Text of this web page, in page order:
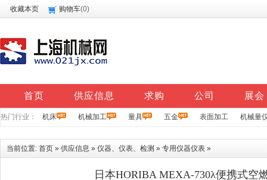
收藏本页 购物车(0)
首页 供应信息 求购 公司 展会
热门行业： 机床 机械加工 量具 五金 表面加工 机械量
当前位置: 首页 » 供应信息 » 仪器、仪表、检测 » 专用仪器仪表 »
日本HORIBA MEXA-730λ便携式空